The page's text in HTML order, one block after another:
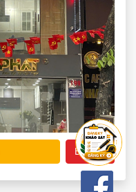
Bản đồ